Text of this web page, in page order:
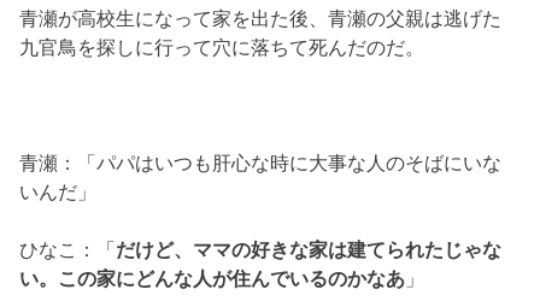
青瀬が高校生になって家を出た後、青瀬の父親は逃げた
九官鳥を探しに行って穴に落ちて死んだのだ。
青瀬：「パパはいつも肝心な時に大事な人のそばにいな
いんだ」
ひなこ：「だけど、ママの好きな家は建てられたじゃな
い。この家にどんな人が住んでいるのかなあ 」